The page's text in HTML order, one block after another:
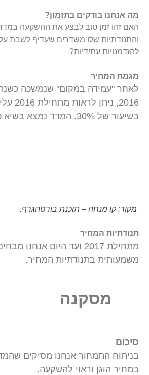
מה אנחנו בודקים בתזמון?
האם זהו זמן טוב לבצע את ההשקעה
והתנודתיות שלו משדרים שעדיף לשבת
להזדמנויות עתידיות?
מגמת המחיר
לאחר "עמידה במקום" שנמשכה
2016,
בשיעור של 30%. המדד נמצא בשיא כל הזמנים.
מקור: קו מנחה – תוכנת בורסהגרף.
תנודתיות המחיר
מתחילת 2017 ועד היום אנחנו
משמעותית בתנודתיות המחיר.
מסקנה
סיכום
בניתוח התמחור אנחנו מסיקים
במחיר הוגן וראוי להשקעה.